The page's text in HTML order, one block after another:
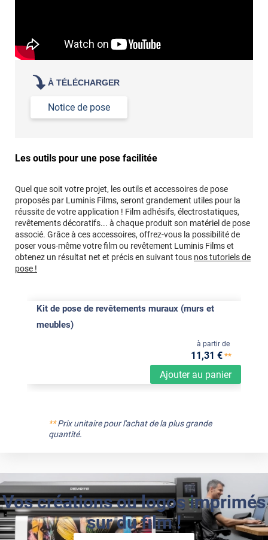
À TÉLÉCHARGER
Notice de pose
Les outils pour une pose facilitée
Quel que soit votre projet, les outils et accessoires de pose
proposés par Luminis Films, seront grandement utiles pour la
réussite de votre application ! Film adhésifs, électrostatiques,
revêtements décoratifs... à chaque produit son matériel de pose
associé. Grâce à ces accessoires, offrez-vous la possibilité de
poser vous-même votre film ou revêtement Luminis Films et
obtenez un résultat net et précis en suivant tous nos tutoriels de
pose !
Kit de pose de revêtements muraux (murs et
meubles)
Ajouter au panier
à partir de
11,31 €**
**Prix unitaire pour l'achat de la plus grande
quantité.
Vos créations ou logos imprimés
sur du film !